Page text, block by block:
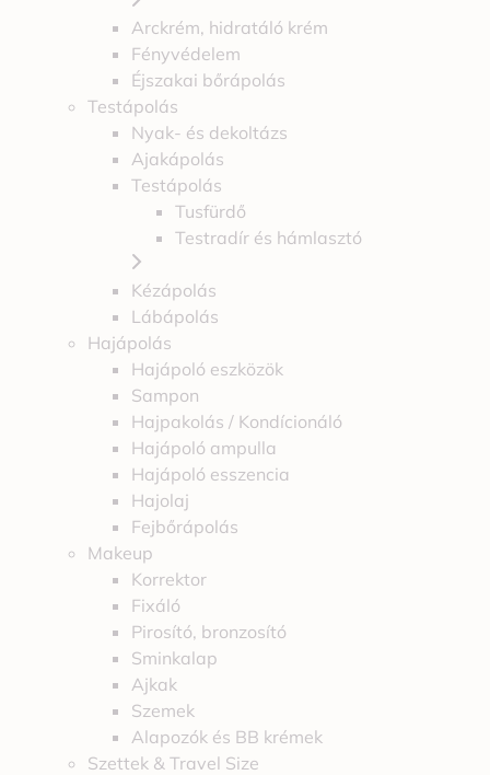
Arckrém, hidratáló krém
Fényvédelem
Éjszakai bőrápolás
Testápolás
Nyak- és dekoltázs
Ajakápolás
Testápolás
Tusfürdő
Testradír és hámlasztó
Kézápolás
Lábápolás
Hajápolás
Hajápoló eszközök
Sampon
Hajpakolás / Kondícionáló
Hajápoló ampulla
Hajápoló esszencia
Hajolaj
Fejbőrápolás
Makeup
Korrektor
Fixáló
Pirosító, bronzosító
Sminkalap
Ajkak
Szemek
Alapozók és BB krémek
Szettek & Travel Size